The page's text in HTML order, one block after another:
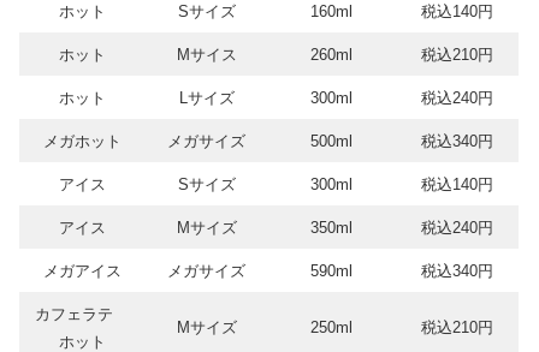
ホット Sサイズ 160ml 税込140円
ホット Mサイス 260ml 税込210円
ホット Lサイズ 300ml 税込240円
メガホット メガサイズ 500ml 税込340円
アイス Sサイズ 300ml 税込140円
アイス Mサイズ 350ml 税込240円
メガアイス メガサイズ 590ml 税込340円
カフェラテ
ホット
Mサイズ 250ml 税込210円